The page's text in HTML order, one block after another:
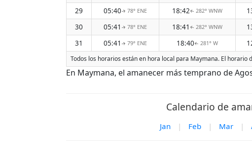
29
05:40↑ 78° ENE 18:42↑ 282° WNW
30
05:41 ↑ 78° ENE 18:41 ↑ 282° WNW
31
05:41 ↑ 79° ENE 18:40↑ 281° W
Todos los horarios están en hora local para Maymana. El
En Maymana, el amanecer más temprano de
Calendario de
Jan | Feb | Mar |